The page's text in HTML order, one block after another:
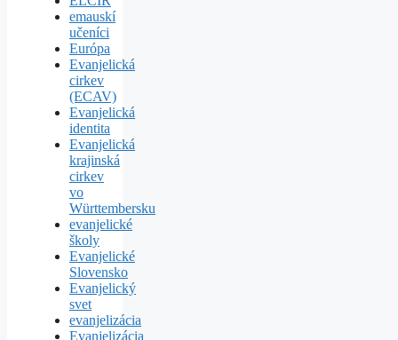
emauskí
učeníci
Európa
Evanjelická
cirkev
(ECAV)
Evanjelická
identita
Evanjelická
krajinská
cirkev
vo
Württembersku
evanjelické
školy
Evanjelické
Slovensko
Evanjelický
svet
evanjelizácia
Evanjelizácia